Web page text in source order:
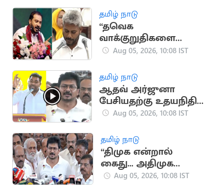
தமிழ் நாடு
“தவெக
வாக்குறுதிகளை
முதல் பட்ஜெட்டிலேயே
சாத்தியமற்றது”..
தமிமுன் அன்சாரி
Aug 05, 2026, 10:08 IST
தமிழ் நாடு
ஆதவ் அர்ஜுனா
பேசியதற்கு உதயநிதி
ஸ்டாலினின் பதில்!
Aug 05, 2026, 10:08 IST
தமிழ் நாடு
“திமுக என்றால்
கைது... அதிமுக
என்றால் Purchase”..
Aug 05, 2026, 10:08 IST